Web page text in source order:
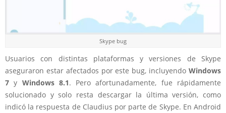
Skype bug
Usuarios con distintas plataformas y versiones de Skype
aseguraron estar afectados por este bug, incluyendo Windows
7 y Windows 8.1. Pero afortunadamente, fue rápidamente
solucionado y solo resta descargar la última versión, como
indicó la respuesta de Claudius por parte de Skype. En Android